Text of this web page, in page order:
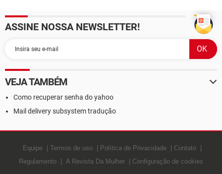
ASSINE NOSSA NEWSLETTER!
VEJA TAMBÉM
Como recuperar senha do yahoo
Mail delivery subsystem tradução
Equipe Termos de uso Política de Privacidade
Contato
Regulamento
A Revista Da Mulher Configuração de cookies